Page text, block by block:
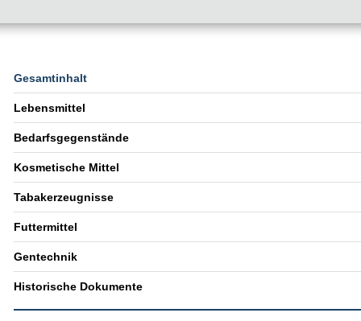
Gesamtinhalt
Lebensmittel
Bedarfsgegenstände
Kosmetische Mittel
Tabakerzeugnisse
Futtermittel
Gentechnik
Historische Dokumente